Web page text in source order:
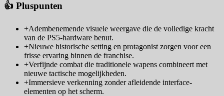
👍 Pluspunten
+Adembenemende visuele weergave die de volledige kracht
van de PS5-hardware benut.
+Nieuwe historische setting en protagonist zorgen voor een
frisse ervaring binnen de franchise.
+Verfijnde combat die traditionele wapens combineert met
nieuwe tactische mogelijkheden.
+Immersieve verkenning zonder afleidende interface-
elementen op het scherm.